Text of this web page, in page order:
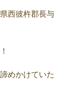
西彼杵郡長与
めかけていた